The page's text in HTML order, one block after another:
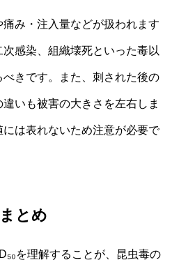
み・注入量などが扱われます
感染、組織壊死といった毒以
きです。また、刺された後の
いも被害の大きさを左右しま
は表れないため注意が必要で
まとめ
を理解することが、昆虫毒の